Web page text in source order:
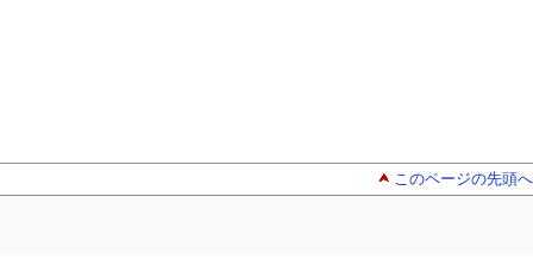
このページの先頭へ